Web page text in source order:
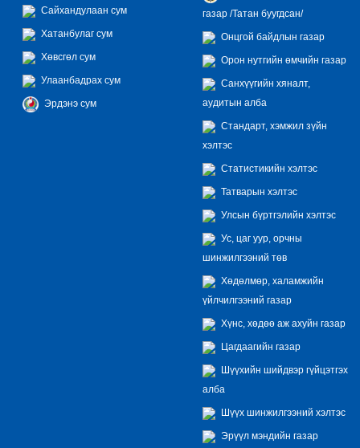
Сайхандулаан сум
Хатанбулаг сум
Хөвсгөл сум
Улаанбадрах сум
Эрдэнэ сум
газар /Татан буугдсан/
Онцгой байдлын газар
Орон нутгийн өмчийн газар
Санхүүгийн хяналт,
аудитын алба
Стандарт, хэмжил зүйн
хэлтэс
Статистикийн хэлтэс
Татварын хэлтэс
Улсын бүртгэлийн хэлтэс
Ус, цаг уур, орчны
шинжилгээний төв
Хөдөлмөр, халамжийн
үйлчилгээний газар
Хүнс, хөдөө аж ахуйн газар
Цагдаагийн газар
Шүүхийн шийдвэр гүйцэтгэх
алба
Шүүх шинжилгээний хэлтэс
Эрүүл мэндийн газар